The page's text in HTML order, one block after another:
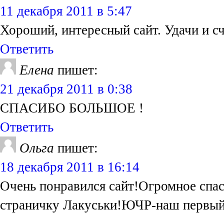
11 декабря 2011 в 5:47
Хороший, интересный сайт. Удачи и
Ответить
Елена пишет:
21 декабря 2011 в 0:38
СПАСИБО БОЛЬШОЕ !
Ответить
Ольга пишет:
18 декабря 2011 в 16:14
Очень понравился сайт!Огромное
страничку Лакуськи!ЮЧР-наш